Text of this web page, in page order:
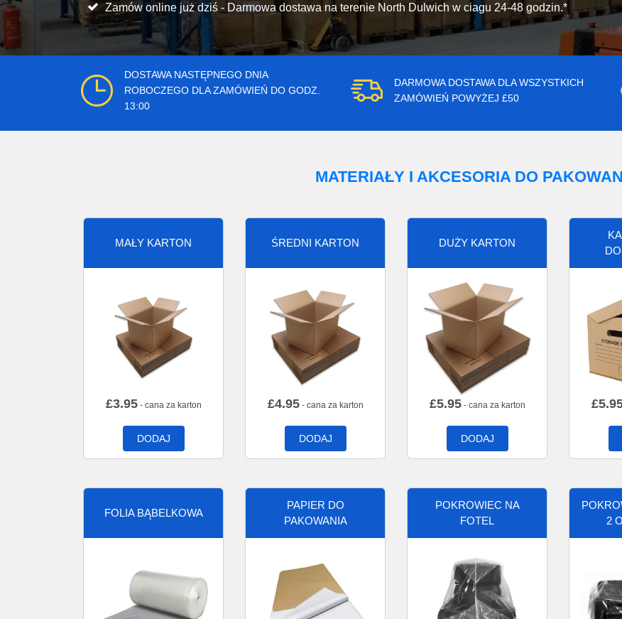
Zamów online już dziś - Darmowa dostawa na terenie North Dulwich w ciagu 24-48 godzin.*
DOSTAWA NASTĘPNEGO DNIA
ROBOCZEGO DLA ZAMÓWIEŃ DO GODZ.
13:00
DARMOWA DOSTAWA DLA WSZYSTKICH
ZAMÓWIEŃ POWYŻEJ £50
MATERIAŁY I AKCESORIA DO
MAŁY KARTON
£3.95- cana za karton
DODAJ
ŚREDNI KARTON
£4.95- cana za karton
DODAJ
DUŻY KARTON
£5.95- cana za karton
DODAJ
£
FOLIA BĄBELKOWA
PAPIER DO
PAKOWANIA
POKROWIEC NA
FOTEL
2